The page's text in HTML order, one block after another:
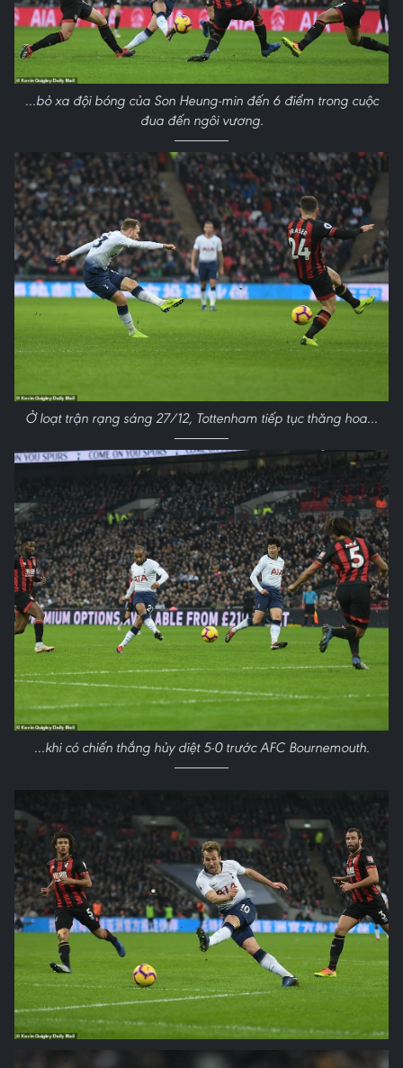
...bỏ xa đội bóng của Son Heung-min đến 6 điểm trong cuộc
đua đến ngôi vương.
Ở loạt trận rạng sáng 27/12, Tottenham tiếp tục thăng hoa...
...khi có chiến thắng hủy diệt 5-0 trước AFC Bournemouth.